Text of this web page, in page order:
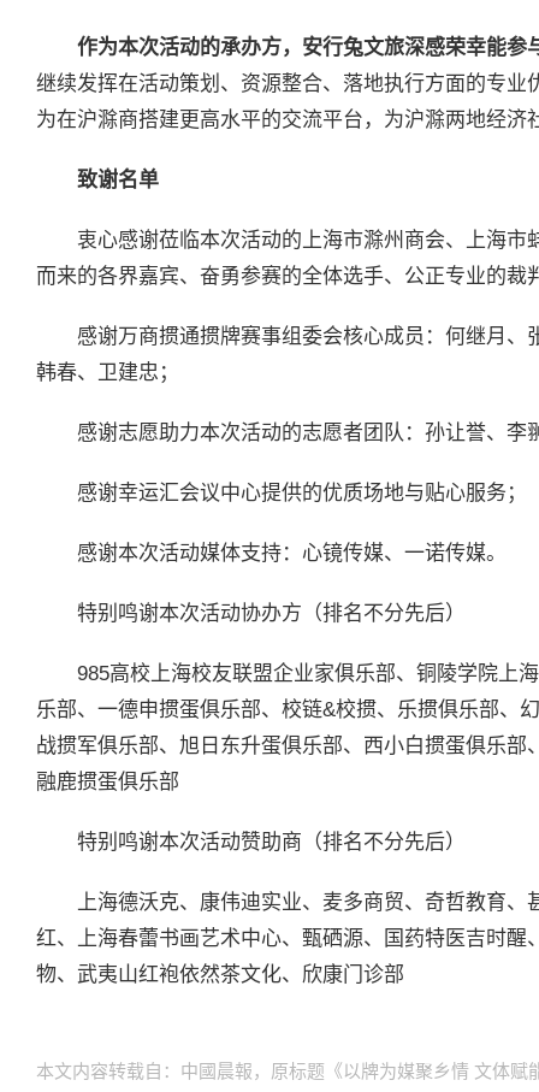
作为本次活动的承办方，安行兔文旅深感荣幸能参
继续发挥在活动策划、资源整合、落地执行方面的专
为在沪滁商搭建更高水平的交流平台，为沪滁两地经济
致谢名单
衷心感谢莅临本次活动的上海市滁州商会、上海
而来的各界嘉宾、奋勇参赛的全体选手、公正专业的裁
感谢万商掼通掼牌赛事组委会核心成员：何继月
韩春、卫建忠；
感谢志愿助力本次活动的志愿者团队：孙让誉、李
感谢幸运汇会议中心提供的优质场地与贴心服务；
感谢本次活动媒体支持：心镜传媒、一诺传媒。
特别鸣谢本次活动协办方（排名不分先后）
985高校上海校友联盟企业家俱乐部、铜陵学院上
乐部、一德申掼蛋俱乐部、校链&校掼、乐掼俱乐部、
战掼军俱乐部、旭日东升蛋俱乐部、西小白掼蛋俱乐
融鹿掼蛋俱乐部
特别鸣谢本次活动赞助商（排名不分先后）
上海德沃克、康伟迪实业、麦多商贸、奇哲教育
红、上海春蕾书画艺术中心、甄硒源、国药特医吉时
物、武夷山红袍依然茶文化、欣康门诊部
本文内容转载自：中國晨報，原标题《以牌为媒聚乡情 文体